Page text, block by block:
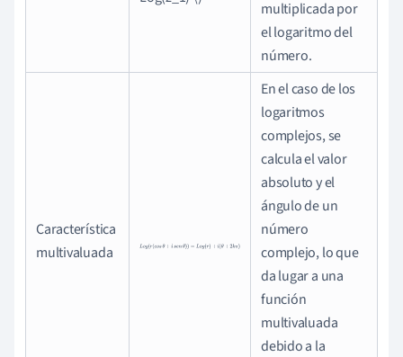
multiplicada por
el logaritmo del
número.
Característica
multivaluada
Log(r(cosθ+isenθ + (θ 2
En el caso de los
logaritmos
complejos, se
calcula el valor
absoluto y el
ángulo de un
número
complejo, lo que
da lugar a una
función
multivaluada
debido a la